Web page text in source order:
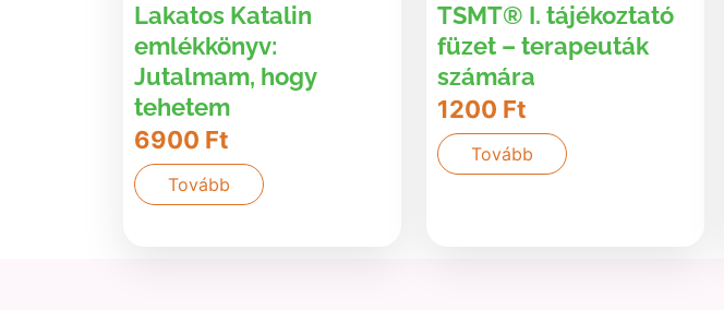
Lakatos Katalin
emlékkönyv:
Jutalmam, hogy
tehetem
6900 Ft
Tovább
TSMT® I. tájékoztató
füzet – terapeuták
számára
1200 Ft
Tovább